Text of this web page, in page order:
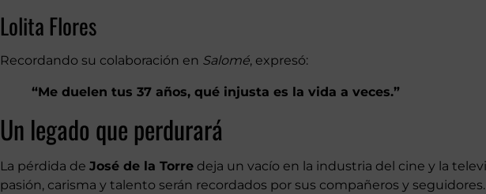
Lolita Flores
Recordando su colaboración en Salomé, expresó:
“Me duelen tus 37 años, qué injusta es la vida a veces.”
Un legado que perdurará
La pérdida de José de la Torre deja un vacío en la industria del cine y la
pasión, carisma y talento serán recordados por sus compañeros y seguidores.